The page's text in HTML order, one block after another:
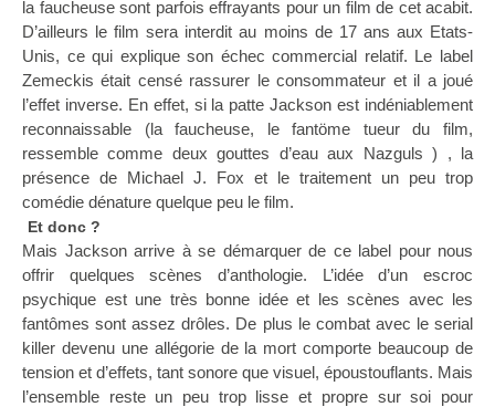
la faucheuse sont parfois effrayants pour un film de cet acabit.
D’ailleurs le film sera interdit au moins de 17 ans aux Etats-
Unis, ce qui explique son échec commercial relatif. Le label
Zemeckis était censé rassurer le consommateur et il a joué
l’effet inverse. En effet, si la patte Jackson est indéniablement
reconnaissable (la faucheuse, le fantöme tueur du film,
ressemble comme deux gouttes d’eau aux Nazguls ) , la
présence de Michael J. Fox et le traitement un peu trop
comédie dénature quelque peu le film.
Et donc ?
Mais Jackson arrive à se démarquer de ce label pour nous
offrir quelques scènes d’anthologie. L’idée d’un escroc
psychique est une très bonne idée et les scènes avec les
fantômes sont assez drôles. De plus le combat avec le serial
killer devenu une allégorie de la mort comporte beaucoup de
tension et d’effets, tant sonore que visuel, époustouflants. Mais
l’ensemble reste un peu trop lisse et propre sur soi pour